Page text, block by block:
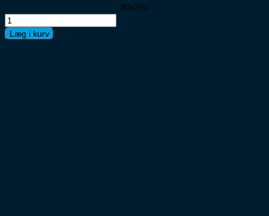
30x25cl
Faxe
Kondi
Free
Læg i kurv